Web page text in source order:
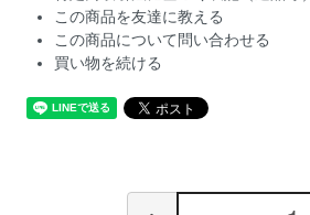
この商品を友達に教える
この商品について問い合わせる
買い物を続ける